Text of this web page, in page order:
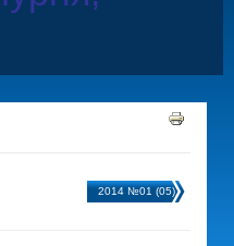
2014 №01 (05)